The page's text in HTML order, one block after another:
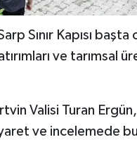
Sınır Kapısı başta
ve tarımsal
Valisi Turan
ve incelemede